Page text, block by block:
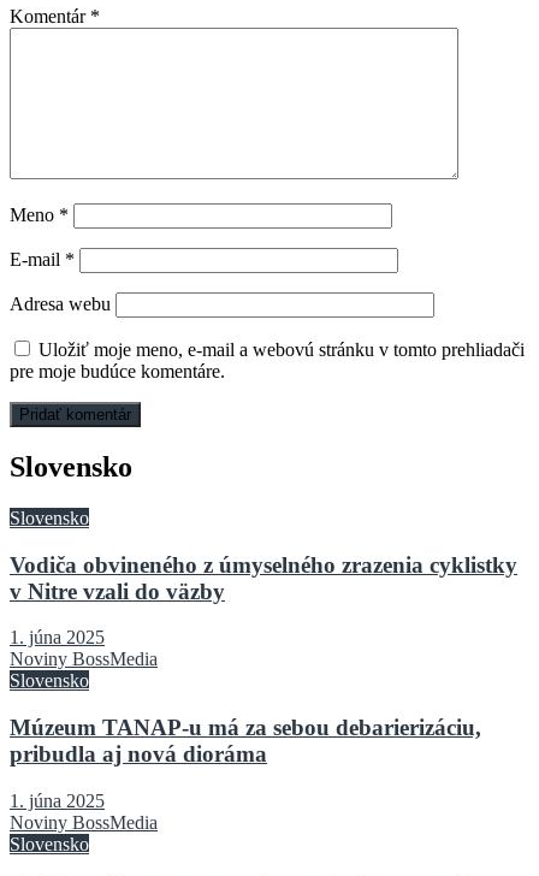
Komentár *
Meno *
E-mail *
Adresa webu
Uložiť moje meno, e-mail a webovú stránku v tomto prehliadači
pre moje budúce komentáre.
Slovensko
Slovensko
Vodiča obvineného z úmyselného zrazenia cyklistky
v Nitre vzali do väzby
1. júna 2025
Noviny BossMedia
Slovensko
Múzeum TANAP-u má za sebou debarierizáciu,
pribudla aj nová dioráma
1. júna 2025
Noviny BossMedia
Slovensko